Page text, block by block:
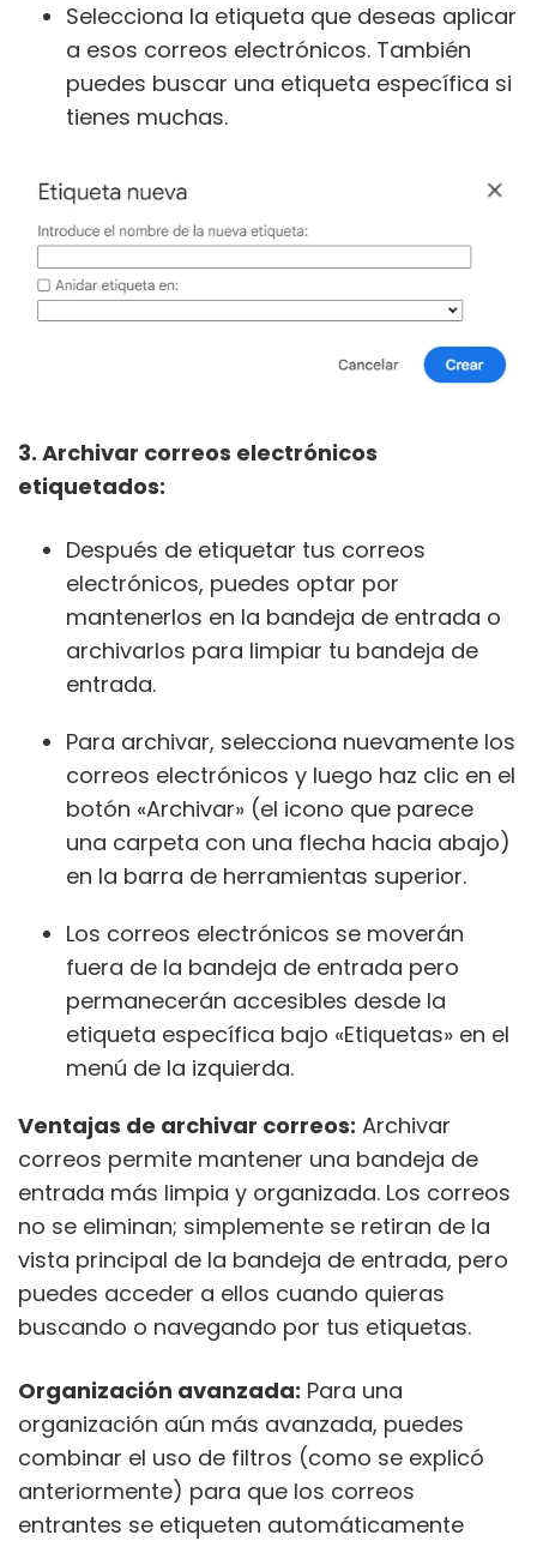
Selecciona la etiqueta que deseas aplicar
a esos correos electrónicos. También
puedes buscar una etiqueta específica si
tienes muchas.
3. Archivar correos electrónicos
etiquetados:
Después de etiquetar tus correos
electrónicos, puedes optar por
mantenerlos en la bandeja de entrada o
archivarlos para limpiar tu bandeja de
entrada.
Para archivar, selecciona nuevamente los
correos electrónicos y luego haz clic en el
botón «Archivar» (el icono que parece
una carpeta con una flecha hacia abajo)
en la barra de herramientas superior.
Los correos electrónicos se moverán
fuera de la bandeja de entrada pero
permanecerán accesibles desde la
etiqueta específica bajo «Etiquetas» en el
menú de la izquierda.
Ventajas de archivar correos: Archivar
correos permite mantener una bandeja de
entrada más limpia y organizada. Los correos
no se eliminan; simplemente se retiran de la
vista principal de la bandeja de entrada, pero
puedes acceder a ellos cuando quieras
buscando o navegando por tus etiquetas.
Organización avanzada: Para una
organización aún más avanzada, puedes
combinar el uso de filtros (como se explicó
anteriormente) para que los correos
entrantes se etiqueten automáticamente